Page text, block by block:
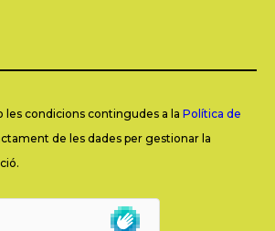
les condicions contingudes a la Política de
de les dades per gestionar la